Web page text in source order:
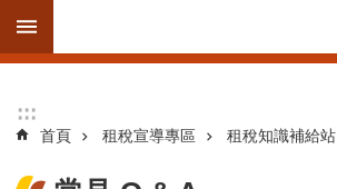
跳到主要內容區塊
階
搜
:::
:::
首頁 租稅宣導專區 租稅知識補給站